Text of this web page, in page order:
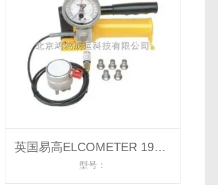
英国易高ELCOMETER 1940 1941液压型涂层附着力测试仪 涂层测厚仪
型号：